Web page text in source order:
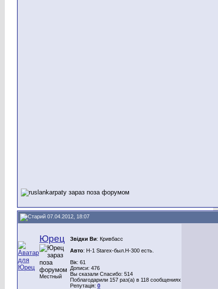
07.04.2012, 18:07
Юрец
Местный
Звідки Ви: Кривбасс
Авто: H-1 Starex-был.Н-300 есть.
Вік: 61
Дописи: 476
Вы сказали Спасибо: 514
Поблагодарили 157 раз(а) в 118 сообщениях
Репутація: 0